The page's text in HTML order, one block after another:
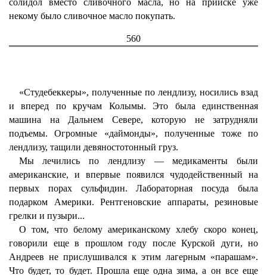
солидол вместо сливочного масла, но на прииске уже
некому было сливочное масло покупать.
560
«Студебеккеры», полученные по лендлизу, носились взад
и вперед по кручам Колымы. Это была единственная
машина на Дальнем Севере, которую не затрудняли
подъемы. Огромные «даймонды», полученные тоже по
лендлизу, тащили девяностотонный груз.
Мы лечились по лендлизу — медикаменты были
американские, и впервые появился чудодейственный на
первых порах сульфидин. Лабораторная посуда была
подарком Америки. Рентгеновские аппараты, резиновые
грелки и пузыри...
О том, что белому американскому хлебу скоро конец,
говорили еще в прошлом году после Курской дуги, но
Андреев не прислушивался к этим лагерным «парашам».
Что будет, то будет. Прошла еще одна зима, а он все еще